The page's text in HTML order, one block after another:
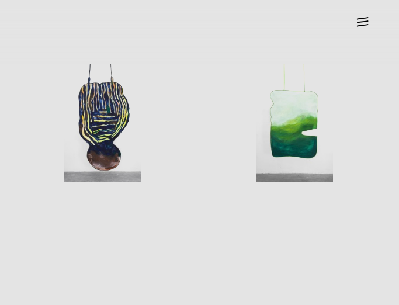
—
—
—
Marina DE CARO
Marina DE CARO